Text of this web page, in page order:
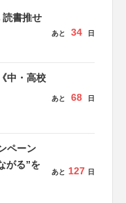
読書推せ
あと 34 日
中・高校
あと 68 日
ペーン
がる”を
あと 127 日